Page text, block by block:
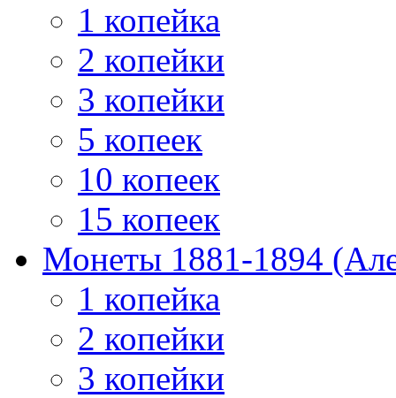
1 копейка
2 копейки
3 копейки
5 копеек
10 копеек
15 копеек
Монеты 1881-1894
1 копейка
2 копейки
3 копейки